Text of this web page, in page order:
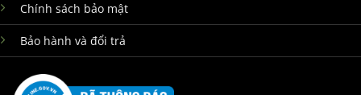
Chính sách bảo mật
Bảo hành và đổi trả